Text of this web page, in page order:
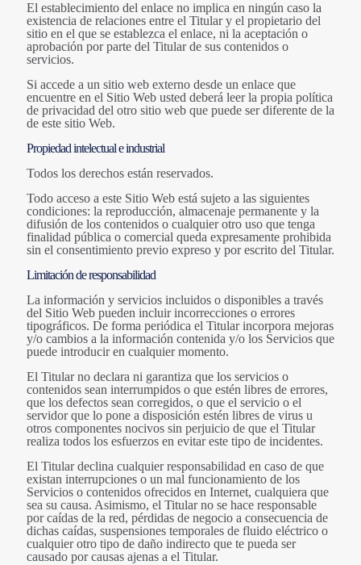
El establecimiento del enlace no implica en ningún caso la
existencia de relaciones entre el Titular y el propietario del
sitio en el que se establezca el enlace, ni la aceptación o
aprobación por parte del Titular de sus contenidos o
servicios.
Si accede a un sitio web externo desde un enlace que
encuentre en el Sitio Web usted deberá leer la propia política
de privacidad del otro sitio web que puede ser diferente de la
de este sitio Web.
Propiedad intelectual e industrial
Todos los derechos están reservados.
Todo acceso a este Sitio Web está sujeto a las siguientes
condiciones: la reproducción, almacenaje permanente y la
difusión de los contenidos o cualquier otro uso que tenga
finalidad pública o comercial queda expresamente prohibida
sin el consentimiento previo expreso y por escrito del Titular.
Limitación de responsabilidad
La información y servicios incluidos o disponibles a través
del Sitio Web pueden incluir incorrecciones o errores
tipográficos. De forma periódica el Titular incorpora mejoras
y/o cambios a la información contenida y/o los Servicios que
puede introducir en cualquier momento.
El Titular no declara ni garantiza que los servicios o
contenidos sean interrumpidos o que estén libres de errores,
que los defectos sean corregidos, o que el servicio o el
servidor que lo pone a disposición estén libres de virus u
otros componentes nocivos sin perjuicio de que el Titular
realiza todos los esfuerzos en evitar este tipo de incidentes.
El Titular declina cualquier responsabilidad en caso de que
existan interrupciones o un mal funcionamiento de los
Servicios o contenidos ofrecidos en Internet, cualquiera que
sea su causa. Asimismo, el Titular no se hace responsable
por caídas de la red, pérdidas de negocio a consecuencia de
dichas caídas, suspensiones temporales de fluido eléctrico o
cualquier otro tipo de daño indirecto que te pueda ser
causado por causas ajenas a el Titular.